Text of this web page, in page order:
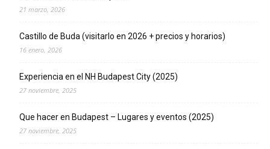
21 marzo, 2026
Castillo de Buda (visitarlo en 2026 + precios y horarios)
16 enero, 2026
Experiencia en el NH Budapest City (2025)
27 noviembre, 2025
Que hacer en Budapest – Lugares y eventos (2025)
27 noviembre, 2025